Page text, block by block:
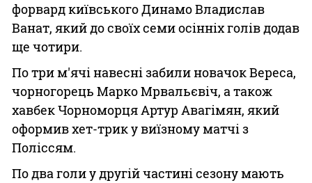
форвард київського Динамо Владислав
Ванат, який до своїх семи осінніх голів додав
ще чотири.
По три м'ячі навесні забили новачок Вереса,
чорногорець Марко Мрвальєвіч, а також
хавбек Чорноморця Артур Авагімян, який
оформив хет-трик у виїзному матчі з
Поліссям.
По два голи у другій частині сезону мають